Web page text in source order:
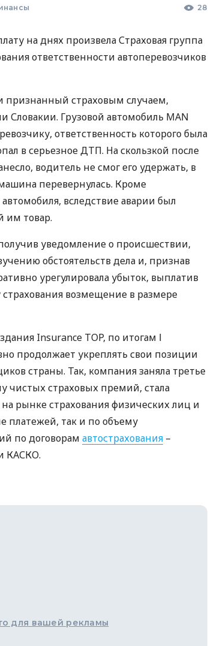
28
на днях произвела Страховая группа
ответственности автоперевозчиков
признанный страховым случаем,
Словакии. Грузовой автомобиль MAN
ответственность которого была
в серьезноеДТП. На скользкой после
водитель не смог его удержать, в
перевернулась. Кроме
вследствие аварии был
им товар.
уведомление о происшествии,
обстоятельств дела и, признав
урегулировала убыток, выплатив
возмещение в размере
Insurance TOP, по итогам І
продолжает укреплять свои позиции
страны. Так, компания заняла третье
чистых страховых премий, стала
рынке страхования физических лиц и
платежей, так и по объему
по договорам автострахования –
КАСКО.
для вашей рекламы